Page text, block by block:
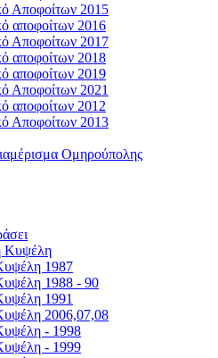
Αποφοίτων 2015
αποφοίτων 2016
Αποφοίτων 2017
αποφοίτων 2018
αποφοίτων 2019
Αποφοίτων 2021
αποφοίτων 2012
Αποφοίτων 2013
Ομηρούπολης
Κυψέλη
1987
1988 - 90
1991
2006,07,08
- 1998
- 1999